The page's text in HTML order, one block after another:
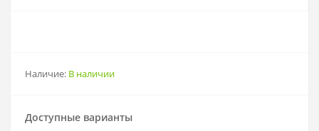
Наличие: В наличии
Доступные варианты